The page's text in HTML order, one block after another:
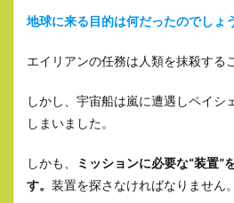
地球に来る目的は何だったのでしょ
エイリアンの任務は人類を抹殺する
しかし、宇宙船は嵐に遭遇しペイシ
しまいました。
しかも、
ミッションに必要な“装置”
す。 装置を探さなければなりません。